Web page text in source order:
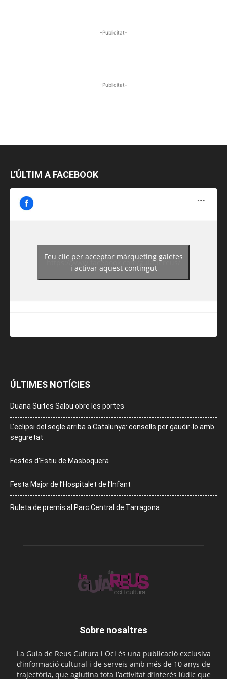
-Publicitat-
-Publicitat-
L’ÚLTIM A FACEBOOK
https://www.facebook.com/guiadereus/
Feu clic per acceptar màrqueting galetes
i activar aquest contingut
ÚLTIMES NOTÍCIES
Duana Suites Salou obre les portes
L’eclipsi del segle arriba a Catalunya: consells per gaudir-lo amb
seguretat
Festes d’Estiu de Masboquera
Festa Major de l’Hospitalet de l’Infant
Ruleta de premis al Parc Central de Tarragona
Sobre nosaltres
La Guia de Reus Cultura i Oci és una publicació exclusiva
d’informació cultural i de serveis amb més de 10 anys de
trajectòria, que aglutina tota l’activitat d’interès lúdic que